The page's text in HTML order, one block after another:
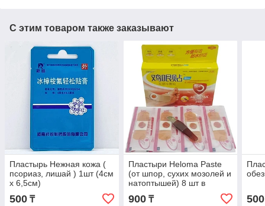
С этим товаром также заказывают
Пластырь Нежная кожа (
псориаз, лишай ) 1шт (4см
x 6,5см)
500 ₸
Пластыри Heloma Paste
(от шпор, сухих мозолей и
натоптышей) 8 шт в
упаковке
900₸ 500